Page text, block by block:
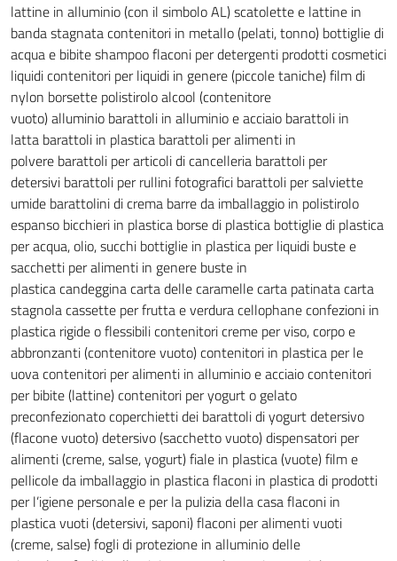
lattine in alluminio (con il simbolo AL)scatolette e lattine in
banda stagnatacontenitori in metallo (pelati, tonno) bottiglie di
acqua e bibiteshampooflaconi per detergenti prodotti cosmetici
liquidicontenitori per liquidi in genere (piccole taniche)film di
nylon borsette polistiroloalcool (contenitore
vuoto)alluminio barattoli in alluminio e acciaio barattoli in
latta barattoli in plastica barattoli per alimenti in
polvere barattoli per articoli di cancelleria barattoli per
detersivi barattoli per rullini fotografici barattoli per salviette
umide barattolini di crema barre da imballaggio in polistirolo
espanso bicchieri in plastica borse di plastica bottiglie di plastica
per acqua, olio, succhi bottiglie in plastica per liquidi buste e
sacchetti per alimenti in genere buste in
plasticacandegginacarta delle caramellecarta patinatacarta
stagnolacassette per frutta e verduracellophaneconfezioni in
plastica rigide o flessibilicontenitori creme per viso, corpo e
abbronzanti (contenitore vuoto)contenitori in plastica per le
uovacontenitori per alimenti in alluminio e acciaiocontenitori
per bibite (lattine)contenitori per yogurt o gelato
preconfezionatocoperchietti dei barattoli di yogurtdetersivo
(flacone vuoto)detersivo (sacchetto vuoto)dispensatori per
alimenti (creme, salse, yogurt)fiale in plastica (vuote)film e
pellicole da imballaggio in plasticaflaconi in plastica di prodotti
per l’igiene personale e per la pulizia della casaflaconi in
plastica vuoti (detersivi, saponi)flaconi per alimenti vuoti
(creme, salse)fogli di protezione in alluminio delle